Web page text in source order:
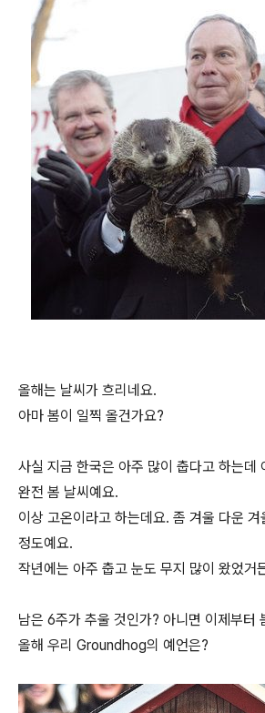
올해는 날씨가 흐리네요.
아마 봄이 일찍 올건가요?
사실 지금 한국은 아주 많이 춥다고 하는데
완전 봄 날씨예요.
이상 고온이라고 하는데요. 좀 겨울 다운
정도예요.
작년에는 아주 춥고 눈도 무지 많이 왔었거
남은 6주가 추울 것인가? 아니면 이제부터
올해 우리 Groundhog의 예언은?